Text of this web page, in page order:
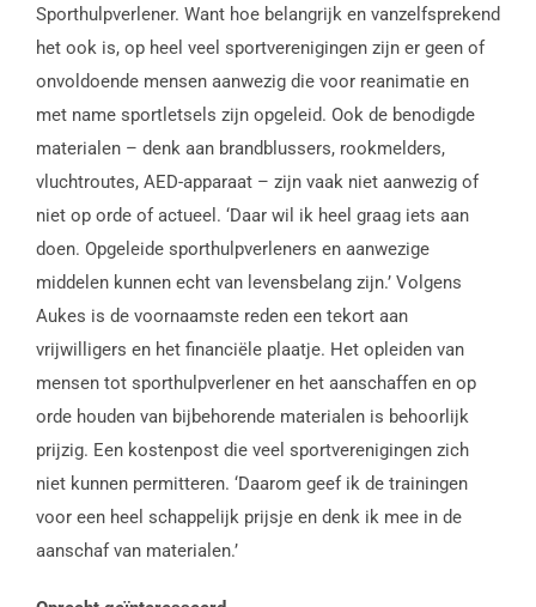
Sporthulpverlener. Want hoe belangrijk en vanzelfsprekend
het ook is, op heel veel sportverenigingen zijn er geen of
onvoldoende mensen aanwezig die voor reanimatie en
met name sportletsels zijn opgeleid. Ook de benodigde
materialen – denk aan brandblussers, rookmelders,
vluchtroutes, AED-apparaat – zijn vaak niet aanwezig of
niet op orde of actueel. ‘Daar wil ik heel graag iets aan
doen. Opgeleide sporthulpverleners en aanwezige
middelen kunnen echt van levensbelang zijn.’ Volgens
Aukes is de voornaamste reden een tekort aan
vrijwilligers en het financiële plaatje. Het opleiden van
mensen tot sporthulpverlener en het aanschaffen en op
orde houden van bijbehorende materialen is behoorlijk
prijzig. Een kostenpost die veel sportverenigingen zich
niet kunnen permitteren. ‘Daarom geef ik de trainingen
voor een heel schappelijk prijsje en denk ik mee in de
aanschaf van materialen.’